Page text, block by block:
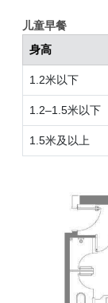
儿童早餐
身高
1.2米以下
1.2–1.5米以下
1.5米及以上